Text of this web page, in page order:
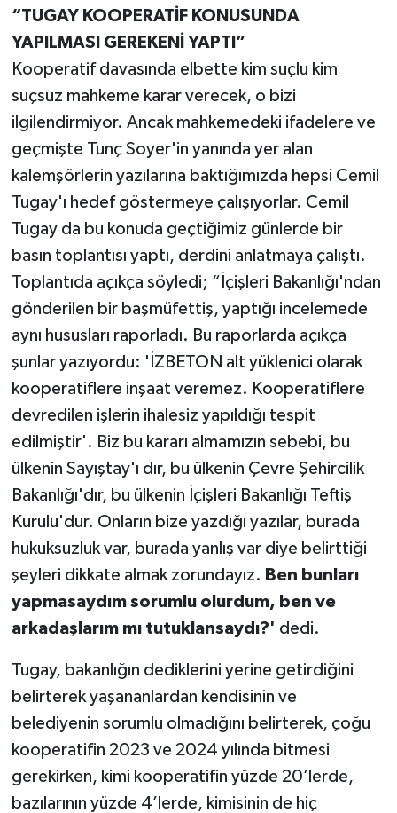
“TUGAY KOOPERATİF KONUSUNDA
YAPILMASI GEREKENİ YAPTI”
Kooperatif davasında elbette kim suçlu kim
suçsuz mahkeme karar verecek, o bizi
ilgilendirmiyor. Ancak mahkemedeki ifadelere ve
geçmişte Tunç Soyer'in yanında yer alan
kalemşörlerin yazılarına baktığımızda hepsi Cemil
Tugay'ı hedef göstermeye çalışıyorlar. Cemil
Tugay da bu konuda geçtiğimiz günlerde bir
basın toplantısı yaptı, derdini anlatmaya çalıştı.
Toplantıda açıkça söyledi; “İçişleri Bakanlığı'ndan
gönderilen bir başmüfettiş, yaptığı incelemede
aynı hususları raporladı. Bu raporlarda açıkça
şunlar yazıyordu: 'İZBETON alt yüklenici olarak
kooperatiflere inşaat veremez. Kooperatiflere
devredilen işlerin ihalesiz yapıldığı tespit
edilmiştir'. Biz bu kararı almamızın sebebi, bu
ülkenin Sayıştay'ı dır, bu ülkenin Çevre Şehircilik
Bakanlığı'dır, bu ülkenin İçişleri Bakanlığı Teftiş
Kurulu'dur. Onların bize yazdığı yazılar, burada
hukuksuzluk var, burada yanlış var diye belirttiği
şeyleri dikkate almak zorundayız. Ben bunları
yapmasaydım sorumlu olurdum, ben ve
arkadaşlarım mı tutuklansaydı?' dedi.
Tugay, bakanlığın dediklerini yerine getirdiğini
belirterek yaşananlardan kendisinin ve
belediyenin sorumlu olmadığını belirterek, çoğu
kooperatifin 2023 ve 2024 yılında bitmesi
gerekirken, kimi kooperatifin yüzde 20’lerde,
bazılarının yüzde 4’lerde, kimisinin de hiç